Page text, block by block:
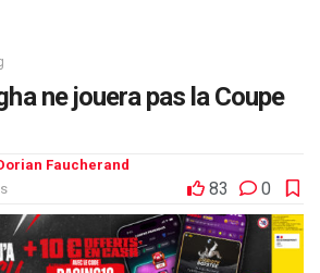
ne jouera pas la Coupe
Faucherand
83 0